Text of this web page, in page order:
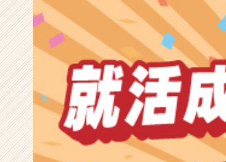
ベ
ン
チ
ー・
成
長
企
業
か
ら